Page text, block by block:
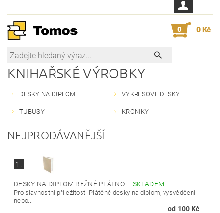
0 0 Kč
KNIHAŘSKÉ VÝROBKY
DESKY NA DIPLOM VÝKRESOVÉ DESKY
TUBUSY KRONIKY
NEJPRODÁVANĚJŠÍ
1.
DESKY NA DIPLOM REŽNÉ PLÁTNO –SKLADEM
Pro slavnostní příležitosti Plátěné desky na diplom, vysvědčení
nebo...
od 100 Kč